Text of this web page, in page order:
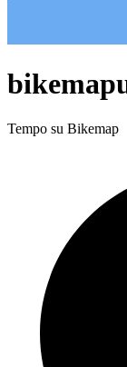
Tempo su Bikemap